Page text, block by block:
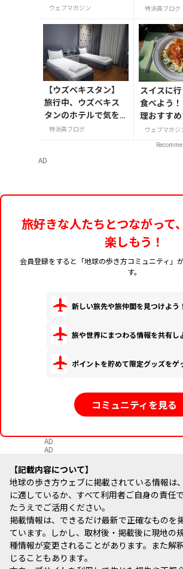
堂」の12本の塔が象
ウェブマガジン
所で味わう
特派員ブログ
【ウズベキスタン】
旅行中、ウズベキス
タンのホテルで気を
つけること
特派員ブログ
スイスに
食べよう
理おすす
ウェブマガジ
AD
旅好きな人たちとつながって
楽しもう！
会員登録をすると「地球の歩き方コミュニティ」
す。
新しい旅先や旅仲間を見つけよう！
旅や世界にまつわる情報を共有し
ポイントを貯めて限定グッズをゲ
コミュニティを見る
AD
AD
記載内容について
地球の歩き方ウェブに掲載されている情報は
に適しているか、すべて利用者ご自身の責任
たうえでご活用ください。
掲載情報は、できるだけ最新で正確なものを
ています。しかし、取材後・掲載後に現地の
種情報が変更されることがあります。また解
じることもあります。